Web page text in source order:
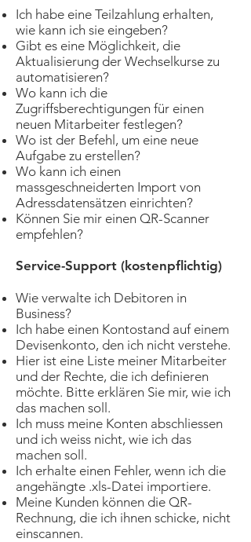
Ich habe eine Teilzahlung erhalten,
wie kann ich sie eingeben?
Gibt es eine Möglichkeit, die
Aktualisierung der Wechselkurse zu
automatisieren?
Wo kann ich die
Zugriffsberechtigungen für einen
neuen Mitarbeiter festlegen?
Wo ist der Befehl, um eine neue
Aufgabe zu erstellen?
Wo kann ich einen
massgeschneiderten Import von
Adressdatensätzen einrichten?
Können Sie mir einen QR-Scanner
empfehlen?
Service-Support (kostenpflichtig)
Wie verwalte ich Debitoren in
Business?
Ich habe einen Kontostand auf einem
Devisenkonto, den ich nicht verstehe.
Hier ist eine Liste meiner Mitarbeiter
und der Rechte, die ich definieren
möchte. Bitte erklären Sie mir, wie ich
das machen soll.
Ich muss meine Konten abschliessen
und ich weiss nicht, wie ich das
machen soll.
Ich erhalte einen Fehler, wenn ich die
angehängte .xls-Datei importiere.
Meine Kunden können die QR-
Rechnung, die ich ihnen schicke, nicht
einscannen.